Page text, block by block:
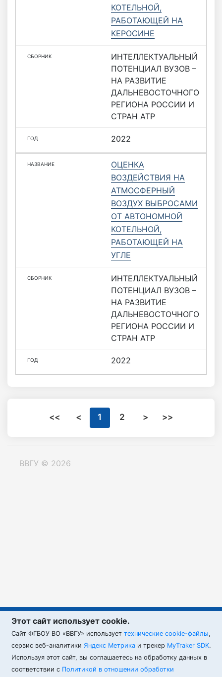
КОТЕЛЬНОЙ,
РАБОТАЮЩЕЙ НА
КЕРОСИНЕ
ИНТЕЛЛЕКТУАЛЬНЫЙ
ПОТЕНЦИАЛ ВУЗОВ –
НА РАЗВИТИЕ
ДАЛЬНЕВОСТОЧНОГО
РЕГИОНА РОССИИ И
СТРАН АТР
2022
ОЦЕНКА
ВОЗДЕЙСТВИЯ НА
АТМОСФЕРНЫЙ
ВОЗДУХ ВЫБРОСАМИ
ОТ АВТОНОМНОЙ
КОТЕЛЬНОЙ,
РАБОТАЮЩЕЙ НА
УГЛЕ
ИНТЕЛЛЕКТУАЛЬНЫЙ
ПОТЕНЦИАЛ ВУЗОВ –
НА РАЗВИТИЕ
ДАЛЬНЕВОСТОЧНОГО
РЕГИОНА РОССИИ И
СТРАН АТР
2022
<< < 1 2 > >>
ВВГУ © 2026
Этот сайт использует cookie.
Cайт ФГБОУ ВО «ВВГУ» использует технические cookie-файлы,
сервис веб-аналитики Яндекс Метрика и трекер MyTraker SDK.
Используя этот сайт, вы соглашаетесь на обработку данных в
соответствии с Политикой в отношении обработки